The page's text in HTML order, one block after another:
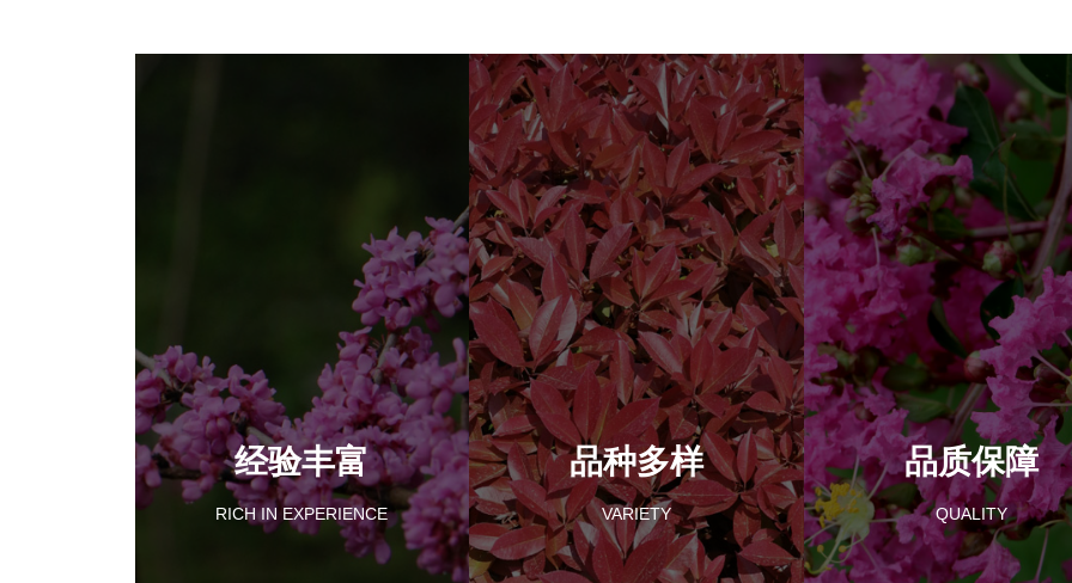
经验丰富
RICH IN EXPERIENCE
品种多样
VARIETY
品质保障
QUALITY